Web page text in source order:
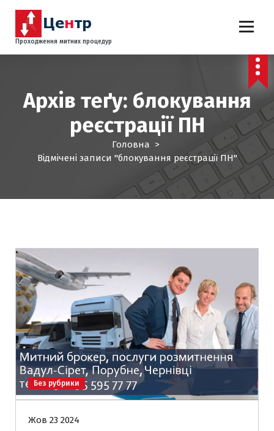
Проходження митних процедур
Архів теґу: блокування
реєстрації ПН
Головна >
Відмічені записи "блокування реєстрації ПН"
Без рубрики
Жов 23 2024